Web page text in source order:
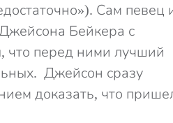
Сам певец
Бейкера с
что перед ними лучший
Джейсон сразу
доказать, что